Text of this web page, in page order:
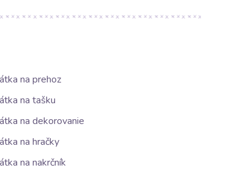
na prehoz
na tašku
na dekorovanie
na hračky
na nakrčník